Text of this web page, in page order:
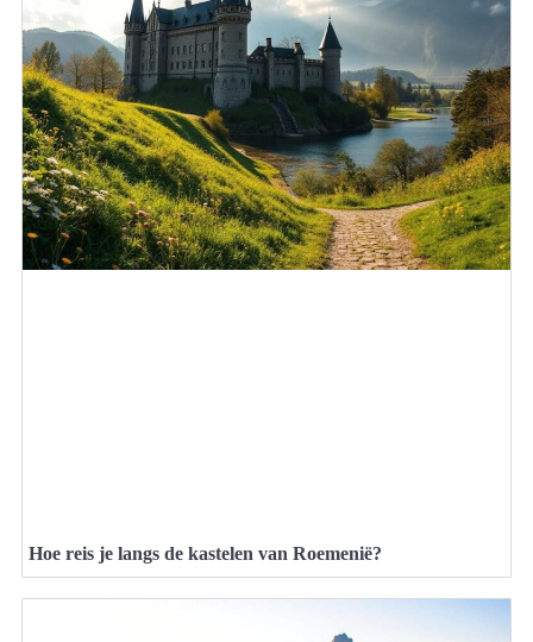
Hoe reis je langs de kastelen van Roemenië?